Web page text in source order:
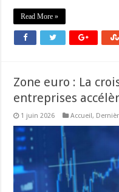
Read More »
Zone euro : La
entreprises
1 juin 2026 Accueil,